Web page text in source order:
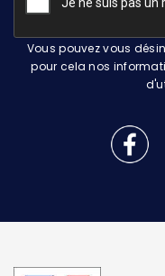
Vous pouvez vous
pour cela nos